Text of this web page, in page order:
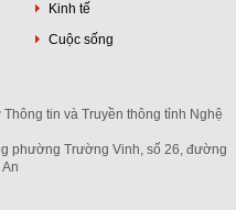
Kinh tế
Cuộc sống
tin và Truyền thông tỉnh Nghệ
phường Trường Vinh, số 26, đường